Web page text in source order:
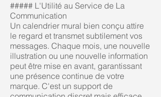
##### L'Utilité au Service de La
Communication
Un calendrier mural bien conçu attire
le regard et transmet subtilement vos
messages. Chaque mois, une nouvelle
illustration ou une nouvelle information
peut être mise en avant, garantissant
une présence continue de votre
marque. C'est un support de